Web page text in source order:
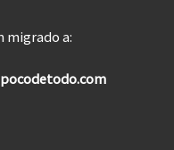
migrado a: